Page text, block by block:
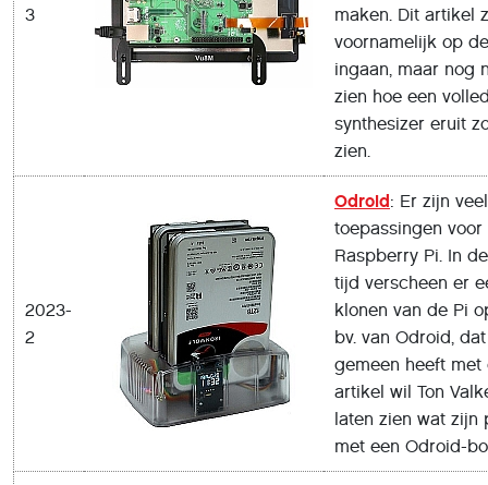
3
maken. Dit artikel
voornamelijk op
ingaan, maar nog
zien hoe een
synthesizer eruit
zien.
2023-
2
Odroid : Er zijn veel
toepassingen voor
Raspberry Pi. In
tijd verscheen er
klonen van de Pi
bv. van Odroid,
gemeen heeft met
artikel wil Ton
laten zien wat zijn
met een Odroid-